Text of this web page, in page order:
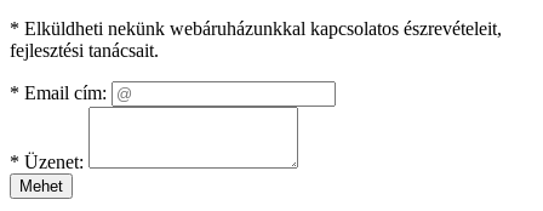
* Elküldheti nekünk webáruházunkkal kapcsolatos észrevételeit,
fejlesztési tanácsait.
* Email cím:
* Üzenet:
Mehet